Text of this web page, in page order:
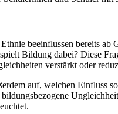
beeinflussen bereits
Bildung dabei? Diese
verstärkt oder
auf, welchen Einfluss